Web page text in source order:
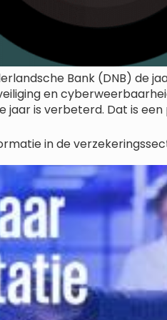
Bank (DNB) de
en
is verbeterd. Dat is
in de